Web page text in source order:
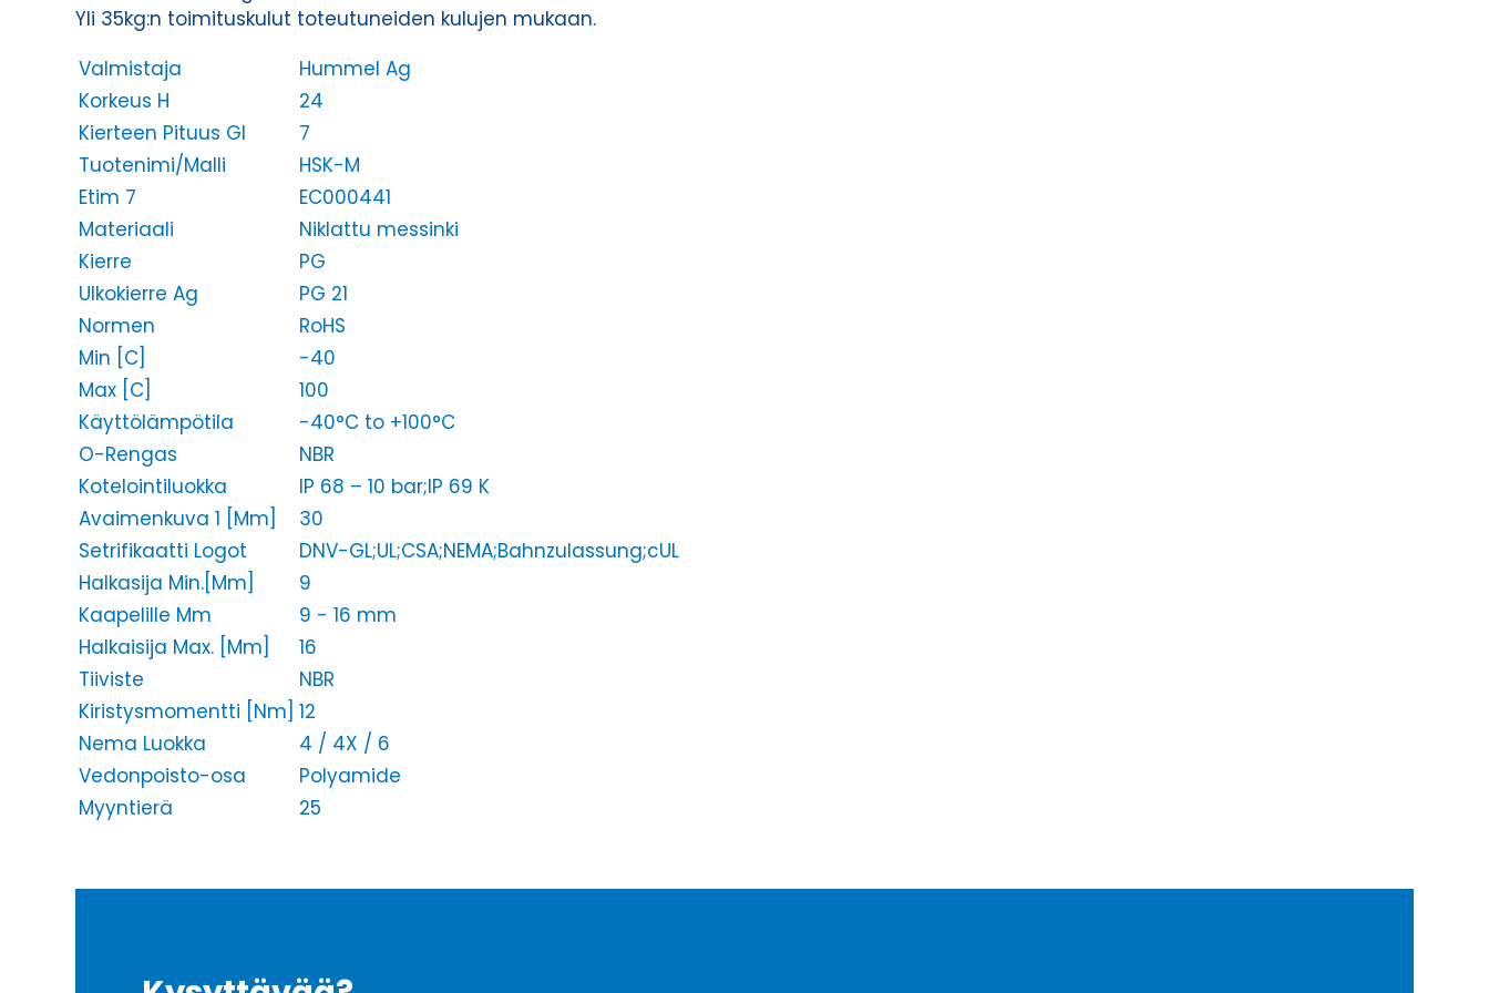
Yli 35kg:n toimituskulut toteutuneiden kulujen mukaan.
Valmistaja
Hummel Ag
Korkeus H
24
Kierteen Pituus Gl
7
Tuotenimi/Malli
HSK-M
Etim 7
EC000441
Materiaali
Niklattu messinki
Kierre
PG
Ulkokierre Ag
PG 21
Normen
RoHS
Min [C]
-40
Max [C]
100
Käyttölämpötila
-40°C to +100°C
O-Rengas
NBR
Kotelointiluokka
IP 68 – 10 bar;IP 69 K
Avaimenkuva 1 [Mm]
30
Setrifikaatti Logot
DNV-GL;UL;CSA;NEMA;Bahnzulassung;cUL
Halkasija Min.[Mm]
9
Kaapelille Mm
9 - 16 mm
Halkaisija Max. [Mm]
16
Tiiviste
NBR
Kiristysmomentti [Nm] 12
Nema Luokka
4 / 4X / 6
Vedonpoisto-osa
Polyamide
Myyntierä
25